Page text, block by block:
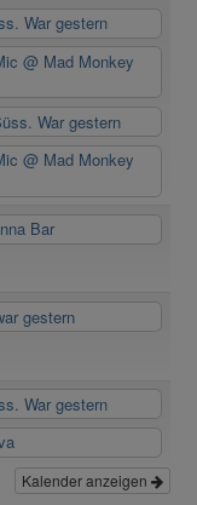
War gestern
@ Mad Monkey
War gestern
@ Mad Monkey
Bar
gestern
War gestern
Kalender anzeigen